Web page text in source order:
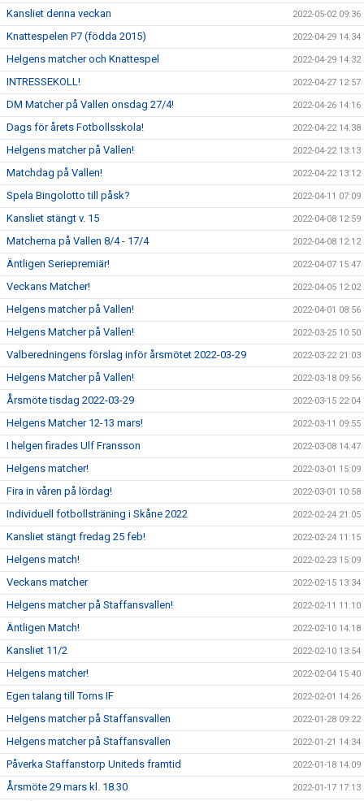
Kansliet denna veckan 2022-05-02 09:36
Knattespelen P7 (födda 2015) 2022-04-29 14:34
Helgens matcher och Knattespel 2022-04-29 14:32
INTRESSEKOLL! 2022-04-27 12:57
DM Matcher på Vallen onsdag 27/4! 2022-04-26 14:16
Dags för årets Fotbollsskola! 2022-04-22 14:38
Helgens matcher på Vallen! 2022-04-22 13:13
Matchdag på Vallen! 2022-04-22 13:12
Spela Bingolotto till påsk? 2022-04-11 07:09
Kansliet stängt v. 15 2022-04-08 12:59
Matcherna på Vallen 8/4 - 17/4 2022-04-08 12:12
Äntligen Seriepremiär! 2022-04-07 15:47
Veckans Matcher! 2022-04-05 12:02
Helgens matcher på Vallen! 2022-04-01 08:56
Helgens Matcher på Vallen! 2022-03-25 10:50
Valberedningens förslag inför årsmötet 2022-03-29 2022-03-22 21:03
Helgens Matcher på Vallen! 2022-03-18 09:56
Årsmöte tisdag 2022-03-29 2022-03-15 22:04
Helgens Matcher 12-13 mars! 2022-03-11 09:55
I helgen firades Ulf Fransson 2022-03-08 14:47
Helgens matcher! 2022-03-01 15:09
Fira in våren på lördag! 2022-03-01 10:58
Individuell fotbollsträning i Skåne 2022 2022-02-24 21:05
Kansliet stängt fredag 25 feb! 2022-02-24 11:15
Helgens match! 2022-02-23 15:09
Veckans matcher 2022-02-15 13:34
Helgens matcher på Staffansvallen! 2022-02-11 11:10
Äntligen Match! 2022-02-10 14:18
Kansliet 11/2 2022-02-10 13:54
Helgens matcher! 2022-02-04 15:40
Egen talang till Torns IF 2022-02-01 14:26
Helgens matcher på Staffansvallen 2022-01-28 09:22
Helgens matcher på Staffansvallen 2022-01-21 14:34
Påverka Staffanstorp Uniteds framtid 2022-01-18 14:09
Årsmöte 29 mars kl. 18.30 2022-01-17 17:13